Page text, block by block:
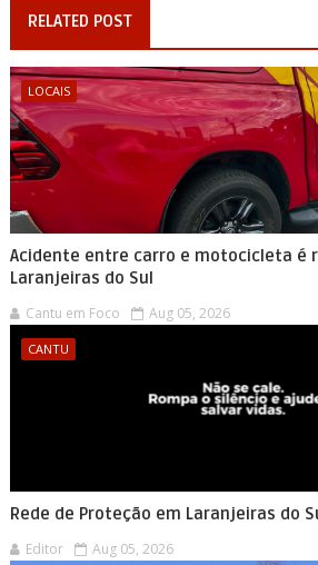
RELATED POST
LOCAIS
Acidente entre carro e motocicleta é
Laranjeiras do Sul
Cantu em Foco Aug 05, 2026
CANTU
Rede de Proteção em Laranjeiras do
Editor Aug 05, 2026